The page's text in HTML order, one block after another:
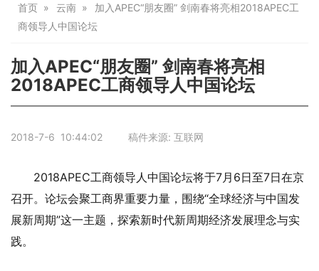
首页 云南
加入APEC“朋友圈” 剑南春将亮相2018APEC工
商领导人中国论坛
加入APEC“朋友圈” 剑南春将亮相
2018APEC工商领导人中国论坛
2018-7-6 10:44:02 稿件来源: 互联网
2018APEC工商领导人中国论坛将于7月6日至7日在京
召开。论坛会聚工商界重要力量，围绕“全球经济与中国发
展新周期”这一主题，探索新时代新周期经济发展理念与实
践。